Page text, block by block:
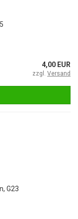
4,00 EUR
zzgl. Versand
G23